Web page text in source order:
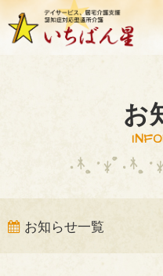
お
お知らせ一覧